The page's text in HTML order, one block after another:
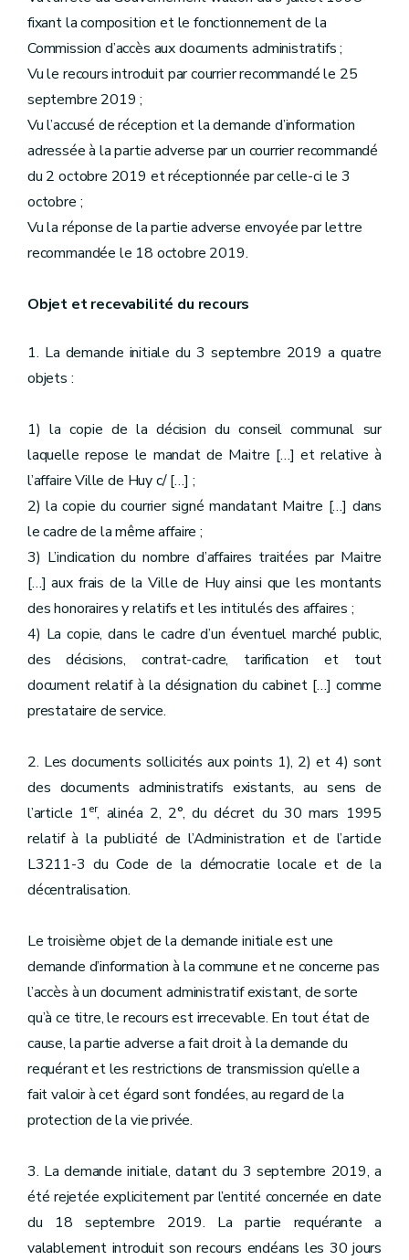
fixant la composition et le fonctionnement de la
Commission d’accès aux documents administratifs ;
Vu le recours introduit par courrier recommandé le 25
septembre 2019 ;
Vu l’accusé de réception et la demande d’information
adressée à la partie adverse par un courrier recommandé
du 2 octobre 2019 et réceptionnée par celle-ci le 3
octobre ;
Vu la réponse de la partie adverse envoyée par lettre
recommandée le 18 octobre 2019.
Objet et recevabilité du recours
1. La demande initiale du 3 septembre 2019 a quatre
objets :
1) la copie de la décision du conseil communal sur
laquelle repose le mandat de Maitre […] et relative à
l’affaire Ville de Huy c/ […] ;
2) la copie du courrier signé mandatant Maitre […] dans
le cadre de la même affaire ;
3) L’indication du nombre d’affaires traitées par Maitre
[…] aux frais de la Ville de Huy ainsi que les montants
des honoraires y relatifs et les intitulés des affaires ;
4) La copie, dans le cadre d’un éventuel marché public,
des décisions, contrat-cadre, tarification et tout
document relatif à la désignation du cabinet […] comme
prestataire de service.
2. Les documents sollicités aux points 1), 2) et 4) sont
des documents administratifs existants, au sens de
l’article 1er, alinéa 2, 2°, du décret du 30 mars 1995
relatif à la publicité de l’Administration et de l’article
L3211-3 du Code de la démocratie locale et de la
décentralisation.
Le troisième objet de la demande initiale est une
demande d’information à la commune et ne concerne pas
l’accès à un document administratif existant, de sorte
qu’à ce titre, le recours est irrecevable. En tout état de
cause, la partie adverse a fait droit à la demande du
requérant et les restrictions de transmission qu’elle a
fait valoir à cet égard sont fondées, au regard de la
protection de la vie privée.
3. La demande initiale, datant du 3 septembre 2019, a
été rejetée explicitement par l’entité concernée en date
du 18 septembre 2019. La partie requérante a
valablement introduit son recours endéans les 30 jours